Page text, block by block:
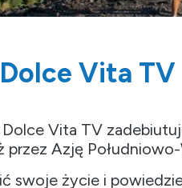
Vita TV
Vita TV
Azję
życie i